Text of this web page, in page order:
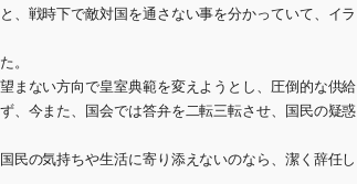
、戦時下で敵対国を通さない事を分かっていて、イラ
。
まない方向で皇室典範を変えようとし、圧倒的な供給
、今また、国会では答弁を二転三転させ、国民の疑惑
民の気持ちや生活に寄り添えないのなら、潔く辞任し